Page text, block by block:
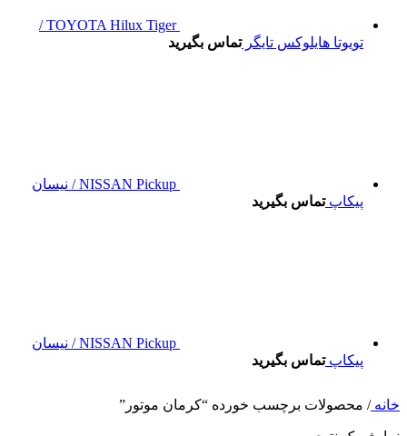
TOYOTA Hilux Tiger /
تویوتا هایلوکس تایگرتماس بگیرید
NISSAN Pickup / نیسان
پیکاپتماس بگیرید
NISSAN Pickup / نیسان
پیکاپتماس بگیرید
خانه/ محصولات برچسب خورده “کرمان موتور”